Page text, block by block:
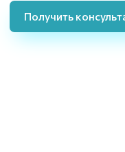
Получить